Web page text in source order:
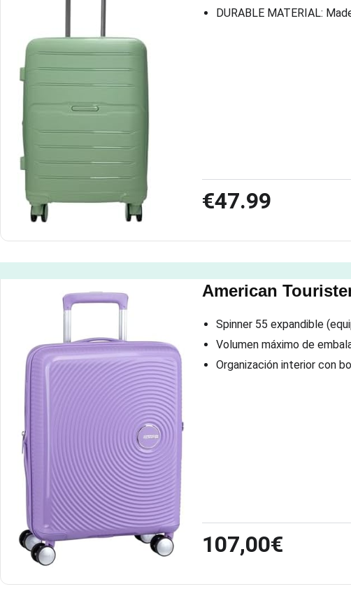
DURABLE MATERIAL:
€47.99
American
Spinner 55 expandible
Volumen máximo de
Organización interior con
107,00€